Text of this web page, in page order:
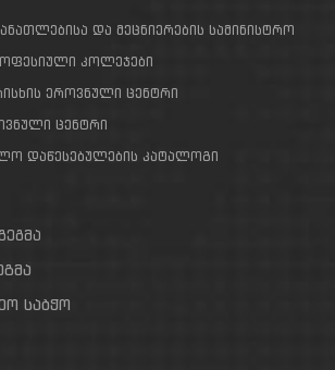
და მეცნიერების სამინისტრო
კოლეჯები
ეროვნული ცენტრი
ცენტრი
დაწესებულების კატალოგი
საბჭო